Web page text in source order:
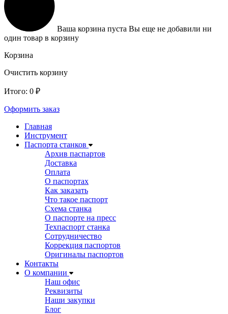
Ваша корзина пуста Вы еще не добавили ни
один товар в корзину
Корзина
Очистить корзину
Итого: 0 ₽
Оформить заказ
Главная
Инструмент
Паспорта станков
Архив паспартов
Доставка
Оплата
О паспортах
Как заказать
Что такое паспорт
Схема станка
О паспорте на пресс
Техпаспорт станка
Сотрудничество
Коррекция паспортов
Оригиналы паспортов
Контакты
О компании
Наш офис
Реквизиты
Наши закупки
Блог